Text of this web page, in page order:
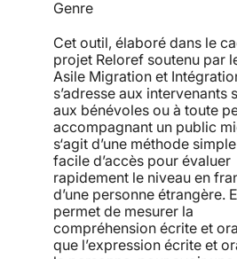
Genre
Cet outil, élaboré dans le
projet Reloref soutenu par
Asile Migration et
s’adresse aux intervenants
aux bénévoles ou à toute
accompagnant un public
s‘agit d’une méthode
facile d’accès pour évaluer
rapidement le niveau en
d’une personne étrangère.
permet de mesurer la
compréhension écrite et
que l’expression écrite et